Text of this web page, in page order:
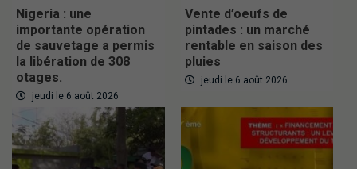
Nigeria : une
importante opération
de sauvetage a permis
la libération de 308
otages.
jeudi le 6 août 2026
Vente d’oeufs de
pintades : un marché
rentable en saison des
pluies
jeudi le 6 août 2026